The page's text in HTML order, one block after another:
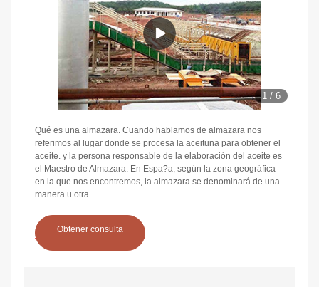
1 /6
Qué es una almazara. Cuando hablamos de almazara nos
referimos al lugar donde se procesa la aceituna para obtener el
aceite. y la persona responsable de la elaboración del aceite es
el Maestro de Almazara. En Espa?a, según la zona geográfica
en la que nos encontremos, la almazara se denominará de una
manera u otra.
Obtener consulta